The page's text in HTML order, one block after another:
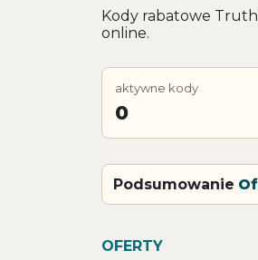
Kody rabatowe
online.
aktywne kody
0
Podsumowanie
OFERTY